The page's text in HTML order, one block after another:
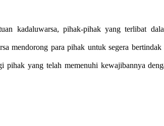
kadaluwarsa, pihak-pihak yang terlibat
mendorong para pihak untuk segera
pihak yang telah memenuhi kewajibannya